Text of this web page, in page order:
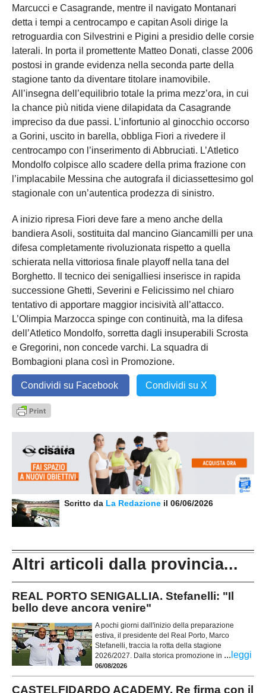
Marcucci e Casagrande, mentre il navigato Montanari
detta i tempi a centrocampo e capitan Asoli dirige la
retroguardia con Silvestrini e Pigini a presidio delle corsie
laterali. In porta il promettente Matteo Donati, classe 2006
postosi in grande evidenza nella seconda parte della
stagione tanto da diventare titolare inamovibile.
All’insegna dell’equilibrio totale la prima mezz’ora, in cui
la chance più nitida viene dilapidata da Casagrande
impreciso da due passi. L’infortunio al ginocchio occorso
a Gorini, uscito in barella, obbliga Fiori a rivedere il
centrocampo con l’inserimento di Abbruciati. L’Atletico
Mondolfo colpisce allo scadere della prima frazione con
l’implacabile Messina che autografa il diciassettesimo gol
stagionale con un’autentica prodezza di sinistro.
A inizio ripresa Fiori deve fare a meno anche della
bandiera Asoli, sostituita dal mancino Giancamilli per una
difesa completamente rivoluzionata rispetto a quella
schierata nella vittoriosa finale playoff nella tana del
Borghetto. Il tecnico dei senigalliesi inserisce in rapida
successione Ghetti, Severini e Felicissimo nel chiaro
tentativo di apportare maggior incisività all’attacco.
L’Olimpia Marzocca spinge con continuità, ma la difesa
dell’Atletico Mondolfo, sorretta dagli insuperabili Scrosta
e Gregorini, non concede varchi. La squadra di
Bombagioni plana così in Promozione.
Condividi su Facebook Condividi su X
Scritto da La Redazione il 06/06/2026
Altri articoli dalla provincia...
REAL PORTO SENIGALLIA. Stefanelli: "Il
bello deve ancora venire"
A pochi giorni dall'inizio della preparazione
estiva, il presidente del Real Porto, Marco
Stefanelli, traccia la rotta della stagione
2026/2027. Dalla storica promozione in ... leggi
06/08/2026
CASTELFIDARDO ACADEMY. Re firma con il